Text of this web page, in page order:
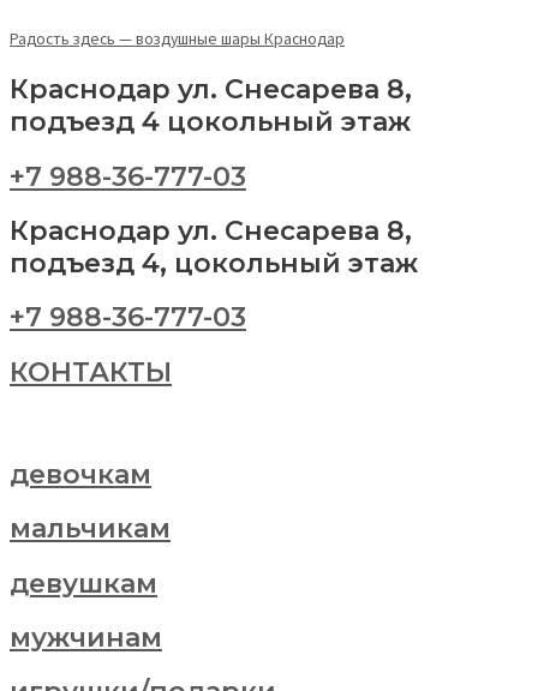
к
Радость здесь — воздушные шары Краснодар
Краснодар ул. Снесарева 8,
подъезд 4 цокольный этаж
+7 988-36-777-03
Краснодар ул. Снесарева 8,
подъезд 4, цокольный этаж
+7 988-36-777-03
КОНТАКТЫ
девочкам
мальчикам
девушкам
мужчинам
"Лесные
quantity
product
multiple
variants.
The
options
may
chosen
on
product